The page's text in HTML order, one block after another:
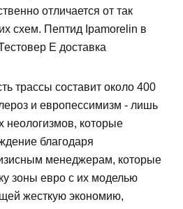
отличается от так
схем. Пептид Ipamorelin в
Е доставка
трассы составит около 400
и европессимизм - лишь
неологизмов, которые
благодаря
менеджерам, которые
зоны евро с их моделью
жесткую экономию,